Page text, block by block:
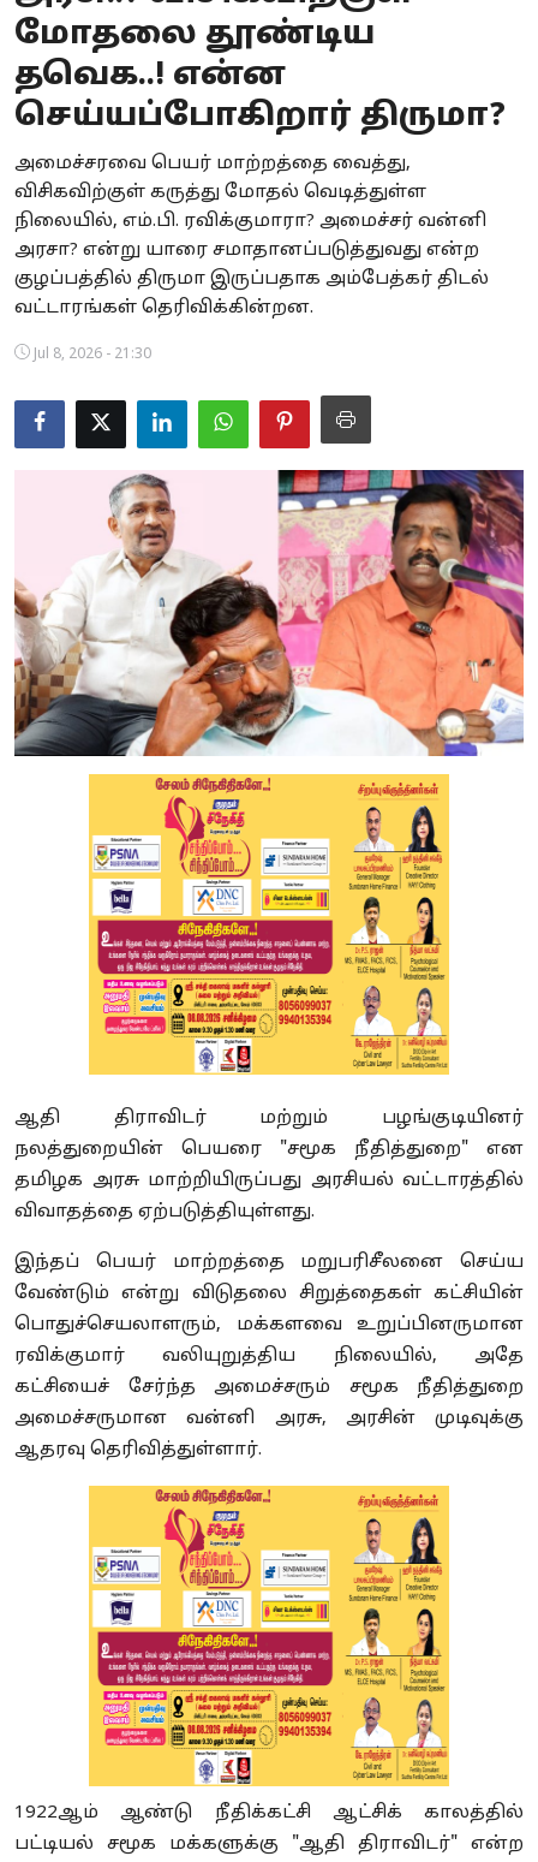
Business
Crime
National
World
Astrology
Spirituality
Weather
மோதலை தூண்டிய
தவெக..! என்ன
செய்யப்போகிறார் திருமா?
அமைச்சரவை பெயர் மாற்றத்தை வைத்து,
விசிகவிற்குள் கருத்து மோதல் வெடித்துள்ள
நிலையில், எம்.பி. ரவிக்குமாரா? அமைச்சர் வன்னி
அரசா? என்று யாரை சமாதானப்படுத்துவது என்ற
குழப்பத்தில் திருமா இருப்பதாக அம்பேத்கர் திடல்
வட்டாரங்கள் தெரிவிக்கின்றன.
Jul 8, 2026 - 21:30
ஆதி திராவிடர் மற்றும் பழங்குடியினர்
நலத்துறையின் பெயரை "சமூக நீதித்துறை" என
தமிழக அரசு மாற்றியிருப்பது அரசியல் வட்டாரத்தில்
விவாதத்தை ஏற்படுத்தியுள்ளது.
இந்தப் பெயர் மாற்றத்தை மறுபரிசீலனை செய்ய
வேண்டும் என்று விடுதலை சிறுத்தைகள் கட்சியின்
பொதுச்செயலாளரும், மக்களவை உறுப்பினருமான
ரவிக்குமார் வலியுறுத்திய நிலையில், அதே
கட்சியைச் சேர்ந்த அமைச்சரும் சமூக நீதித்துறை
அமைச்சருமான வன்னி அரசு, அரசின் முடிவுக்கு
ஆதரவு தெரிவித்துள்ளார்.
1922ஆம் ஆண்டு நீதிக்கட்சி ஆட்சிக் காலத்தில்
பட்டியல் சமூக மக்களுக்கு "ஆதி திராவிடர்" என்ற